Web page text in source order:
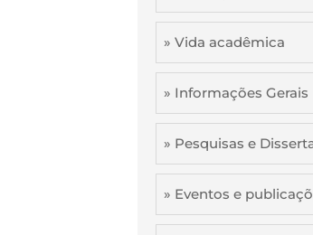
» Vida acadêmica
» Informações Gerais
» Pesquisas e
» Eventos e